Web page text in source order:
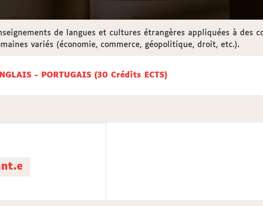
de langues et cultures étrangères appliquées à
variés (économie, commerce, géopolitique, droit, etc.).
SEMESTRE 3 LEA ANGLAIS - PORTUGAIS (30 Crédits ECTS)